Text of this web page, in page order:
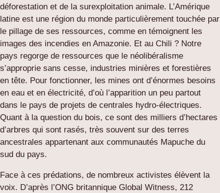
déforestation et de la surexploitation animale. L’Amérique
latine est une région du monde particulièrement touchée par
le pillage de ses ressources, comme en témoignent les
images des incendies en Amazonie. Et au Chili ? Notre
pays regorge de ressources que le néolibéralisme
s’approprie sans cesse, industries minières et forestières
en tête. Pour fonctionner, les mines ont d’énormes besoins
en eau et en électricité, d’où l’apparition un peu partout
dans le pays de projets de centrales hydro-électriques.
Quant à la question du bois, ce sont des milliers d’hectares
d’arbres qui sont rasés, très souvent sur des terres
ancestrales appartenant aux communautés Mapuche du
sud du pays.
Face à ces prédations, de nombreux activistes élèvent la
voix. D’après l’ONG britannique Global Witness, 212